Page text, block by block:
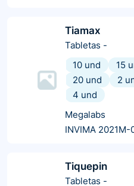
Tiamax
Tabletas -
10 und
15
20 und
2
4 und
Megalabs
INVIMA 2021M-
Tiquepin
Tabletas -